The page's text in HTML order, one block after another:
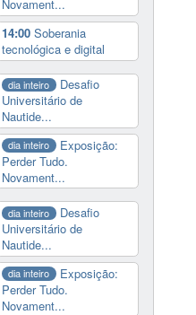
Novament...
14:00 Soberania
tecnológica e digital
dia inteiro
Desafio
Universitário de
Nautide...
dia inteiro
Exposição:
Perder Tudo.
Novament...
dia inteiro
Desafio
Universitário de
Nautide...
dia inteiro
Exposição:
Perder Tudo.
Novament...